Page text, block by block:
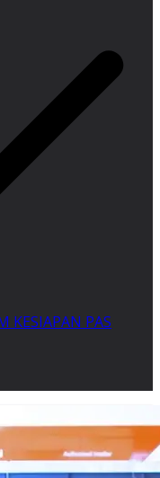
KESIAPAN PAS